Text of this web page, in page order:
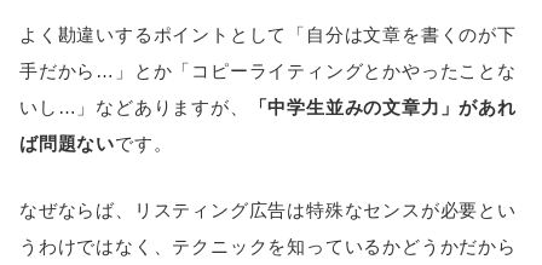
よく勘違いするポイントとして「自分は文章を書くのが下
手だから…」とか「コピーライティングとかやったことな
いし…」などありますが、
「中学生並みの文章力」があれ
ば問題ないです。
なぜならば、リスティング広告は特殊なセンスが必要とい
うわけではなく、テクニックを知っているかどうかだから